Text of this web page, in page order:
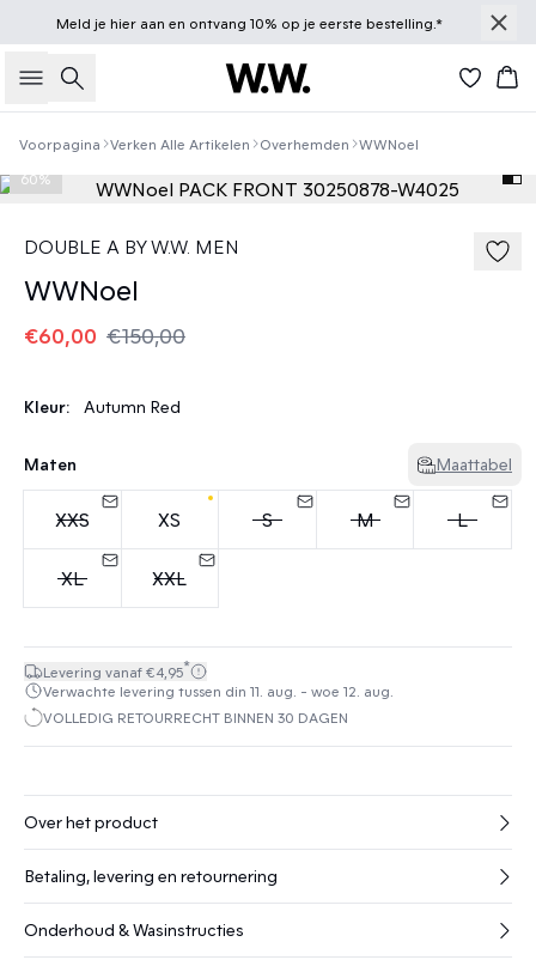
Meld je hieraan en ontvang 10% op je eerste bestelling.*
Zoeken
Voorpagina Verken Alle Artikelen Overhemden WWNoel
60%
DOUBLE A BY W.W. MEN
WWNoel
€60,00 €150,00
Kleur: Autumn Red
Maten Maattabel
XXS XS S M L
XL XXL
Levering vanaf €4,95*
Verwachte levering tussen din 11. aug. - woe 12. aug.
VOLLEDIG RETOURRECHT BINNEN 30 DAGEN
Over het product
Betaling, levering en retournering
Onderhoud & Wasinstructies